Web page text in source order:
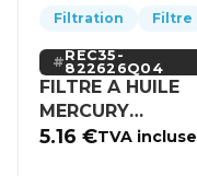
Filtration Filtre
REC35-
822626Q04
FILTRE A HUILE
MERCURY
MERCRUISER
5.16€TVA incluse